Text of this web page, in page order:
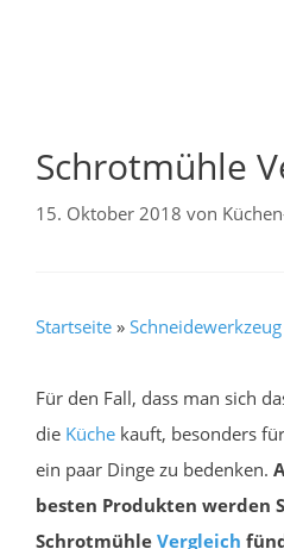
Schrotmühle
15. Oktober 2018 von
Startseite » Schneidewerkzeug
Für den Fall, dass man sich
die Küche kauft, besonders
ein paar Dinge zu bedenken.
besten Produkten werden
Schrotmühle Vergleich